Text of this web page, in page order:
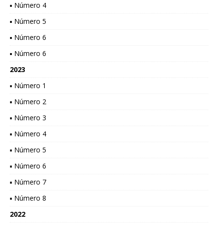
▪ Número 4
▪ Número 5
▪ Número 6
▪ Número 6
2023
▪ Número 1
▪ Número 2
▪ Número 3
▪ Número 4
▪ Número 5
▪ Número 6
▪ Número 7
▪ Número 8
2022